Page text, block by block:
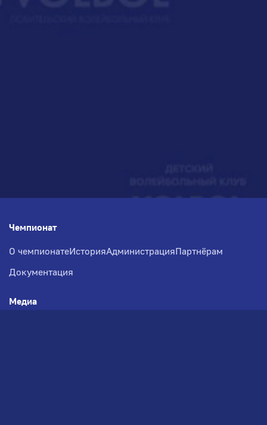
Чемпионат
О чемпионатеИсторияАдминистрацияПартнёрам
Документация
Медиа